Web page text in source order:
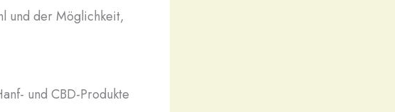
und der Möglichkeit,
und CBD-Produkte